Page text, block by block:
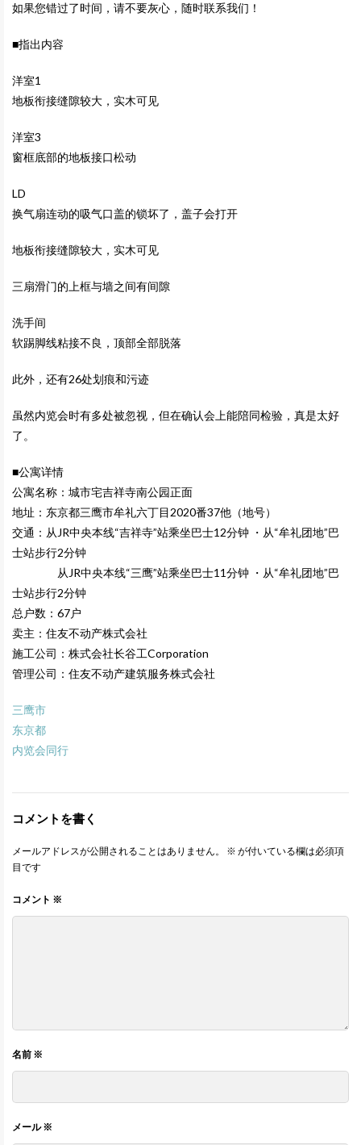
如果您错过了时间，请不要灰心，随时联系我们！
■指出内容
洋室1
地板衔接缝隙较大，实木可见
洋室3
窗框底部的地板接口松动
LD
换气扇连动的吸气口盖的锁坏了，盖子会打开
地板衔接缝隙较大，实木可见
三扇滑门的上框与墙之间有间隙
洗手间
软踢脚线粘接不良，顶部全部脱落
此外，还有26处划痕和污迹
虽然内览会时有多处被忽视，但在确认会上能陪同检验，真是太好
了。
■公寓详情
公寓名称：城市宅吉祥寺南公园正面
地址：东京都三鹰市牟礼六丁目2020番37他（地号）
交通：从JR中央本线“吉祥寺”站乘坐巴士12分钟 ・从“牟礼团地”巴
士站步行2分钟
从JR中央本线“三鹰”站乘坐巴士11分钟 ・从“牟礼团地”巴
士站步行2分钟
总户数：67户
卖主：住友不动产株式会社
施工公司：株式会社长谷工Corporation
管理公司：住友不动产建筑服务株式会社
三鹰市
东京都
内览会同行
コメントを書く
メールアドレスが公開されることはありません。 ※ が付いている欄は必須項
目です
コメント ※
名前 ※
メール※